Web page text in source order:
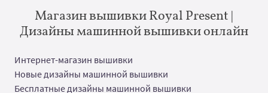
Магазин вышивки Royal Present |
Дизайны машинной вышивки онлайн
Интернет-магазин вышивки
Новые дизайны машинной вышивки
Бесплатные дизайны машинной вышивки